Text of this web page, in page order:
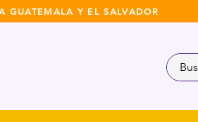
GUATEMALA Y EL SALVADOR